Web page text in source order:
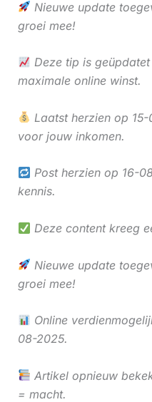
Nieuwe update
groei mee!
Deze tip is
maximale online winst.
Laatst herzien op
voor jouw inkomen.
Post herzien op 16-
kennis.
Deze content kreeg
Nieuwe update
groei mee!
Online
08-2025.
Artikel opnieuw
= macht.